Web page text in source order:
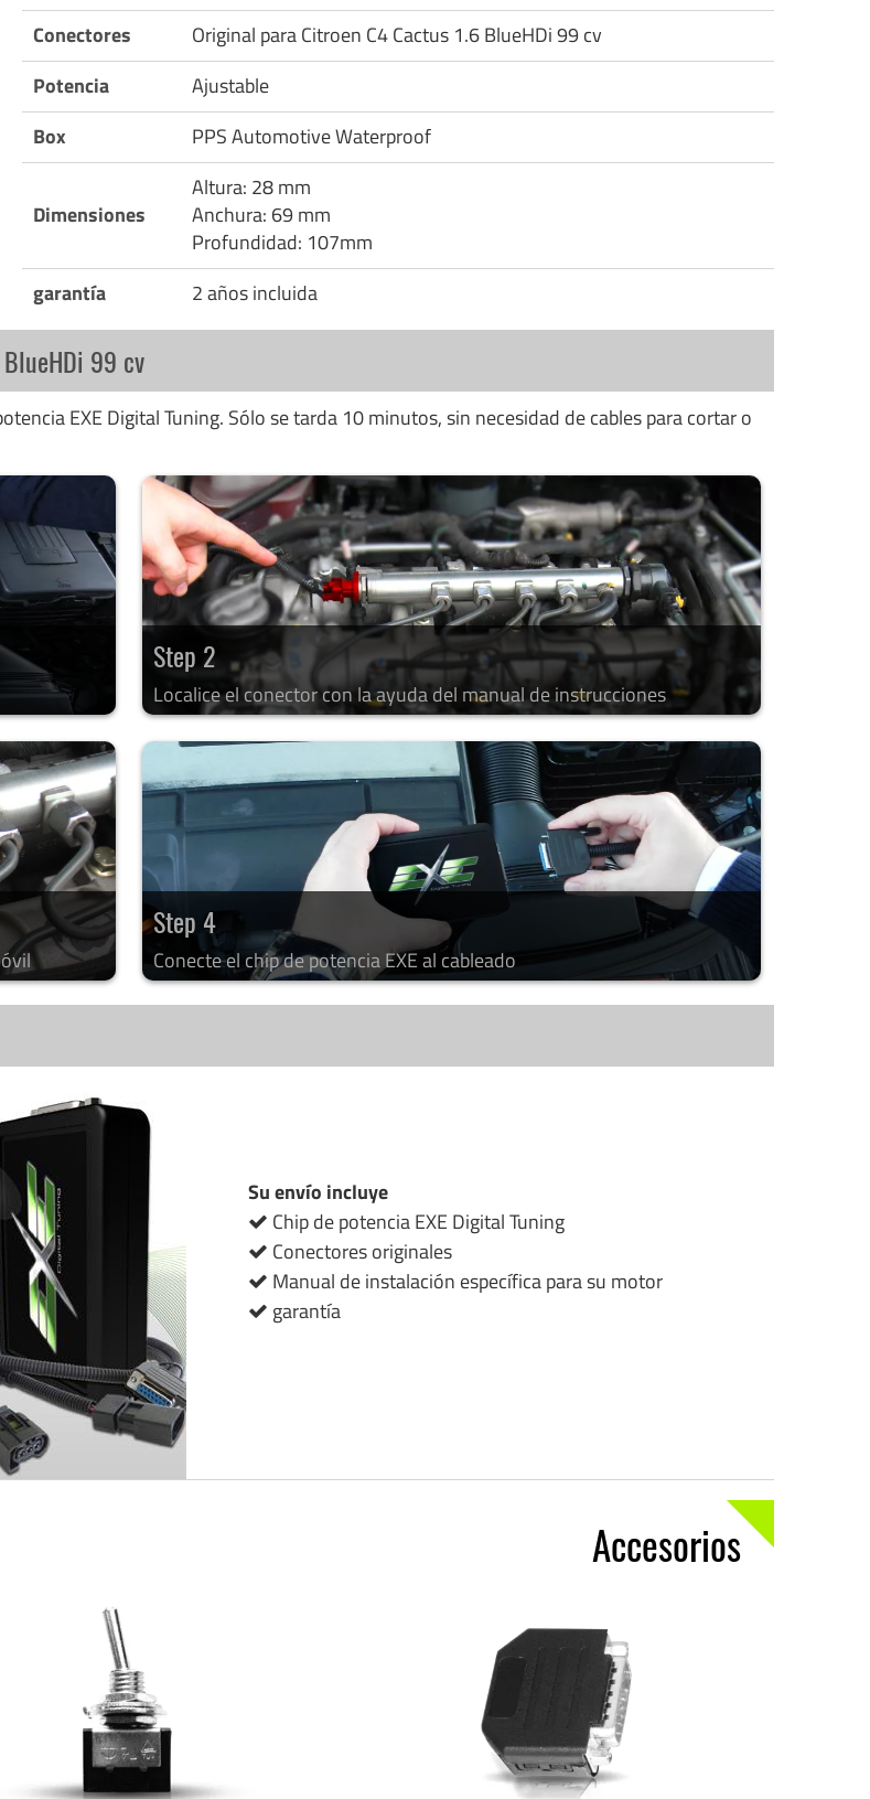
Conectores
Original para Citroen C4 Cactus 1.6 BlueHDi 99 cv
Potencia
Ajustable
Box
PPS Automotive Waterproof
Dimensiones
Altura: 28 mm
Anchura: 69 mm
Profundidad: 107mm
garantía
2 años incluida
99 cv
EXE Digital Tuning. Sólo se tarda 10 minutos, sin necesidad de cables para cortar o
Step 2
Localice el conector con la ayuda del manual de instrucciones
Step 4
Conecte el chip de potencia EXE al cableado
Su envío incluye
Chip de potencia EXE Digital Tuning
Conectores originales
Manual de instalación específica para su motor
garantía
Accesorios